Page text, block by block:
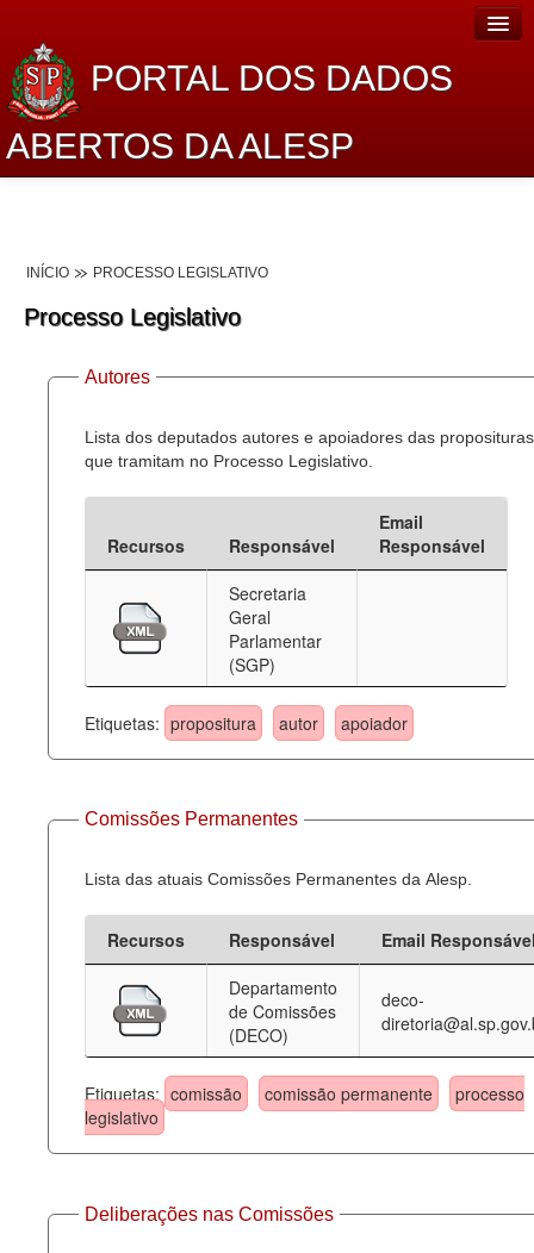
PORTAL DOS DADOS
ABERTOS DA ALESP
Lei de Acesso à Informação
Dados Governamentais Abertos
Planejamento
Catálogo de dados
Deputados Estaduais
Administração
Agenda
Perguntas frequentes
Contato
INÍCIO PROCESSO LEGISLATIVO
Processo Legislativo
Autores
Lista dos deputados autores e apoiadores das proposituras
que tramitam no Processo Legislativo.
Recursos Responsável
Email
Responsável
Secretaria
Geral
Parlamentar
(SGP)
Etiquetas: propositura autor apoiador
Comissões Permanentes
Lista das atuais Comissões Permanentes da Alesp.
Recursos Responsável
Email
Departamento
de Comissões
(DECO)
deco-
Etiquetas: comissão comissão permanente
processo
legislativo
Deliberações nas Comissões